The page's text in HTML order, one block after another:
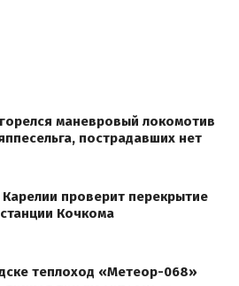
маневровый локомотив
пострадавших нет
проверит перекрытие
Кочкома
теплоход «Метеор-068»